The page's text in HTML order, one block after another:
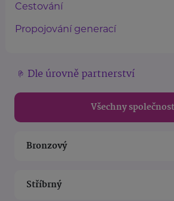
Cestování
Propojování generací
Dle úrovně partnerství
Všechny
Bronzový
Stříbrný